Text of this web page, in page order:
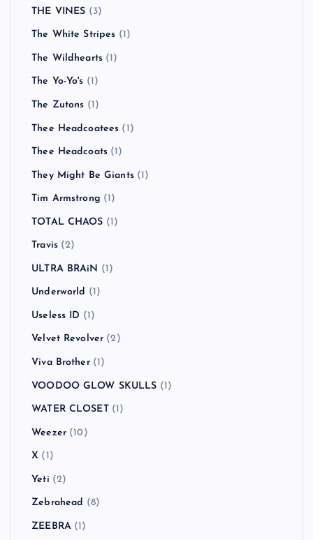
THE VINES (3)
The White Stripes (1)
The Wildhearts (1)
The Yo-Yo's (1)
The Zutons (1)
Thee Headcoatees (1)
Thee Headcoats (1)
They Might Be Giants(1)
Tim Armstrong (1)
TOTAL CHAOS (1)
Travis(2)
ULTRA BRAiN (1)
Underworld (1)
Useless ID (1)
Velvet Revolver (2)
Viva Brother(1)
VOODOO GLOW SKULLS (1)
WATER CLOSET(1)
Weezer(10)
X (1)
Yeti (2)
Zebrahead (8)
ZEEBRA(1)